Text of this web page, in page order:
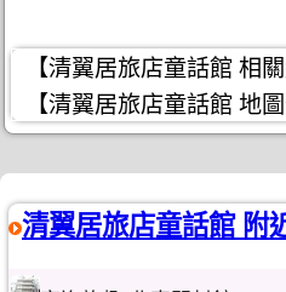
【清翼居旅店童話館 相關
【清翼居旅店童話館 地圖
清翼居旅店童話館 附